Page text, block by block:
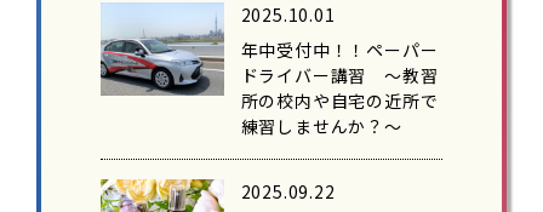
2025.10.01
年中受付中！！ペーパー
ドライバー講習 ～教習
所の校内や自宅の近所で
練習しませんか？～
2025.09.22